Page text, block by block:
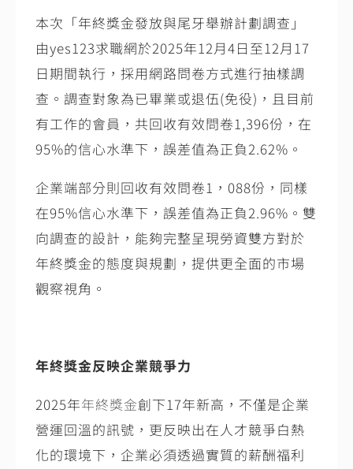
本次「年終獎金發放與尾牙舉辦計劃調查」
由yes123求職網於2025年12月4日至12月 17
日期間執行，採用網路問卷方式進行抽樣調
查。調查對象為已畢業或退伍(免役) ，且目前
有工作的會員，共回收有效問卷1,396份，在
95%的信心水準下，誤差值為正負2.62% 。
企業端部分則回收有效問卷1 ， 088份，同樣
在95%信心水準下，誤差值為正負2.96% 。雙
向調查的設計，能夠完整呈現勞資雙方對於
年終獎金的態度與規劃，提供更全面的市場
觀察視角。
年終獎金反映企業競爭力
2025年年終獎金創下17年新高，不僅是企業
營運回溫的訊號，更反映出在人才競爭白熱
化的環境下，企業必須透過實質的薪酬福利